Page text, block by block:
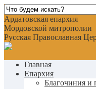
Ардатовская епархия
Мордовской митрополии
Русская Православная
Главная
Епархия
Благочиния и